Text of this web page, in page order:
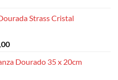
Strass Cristal
Faixa
preço:
Dourado 35 x 20cm